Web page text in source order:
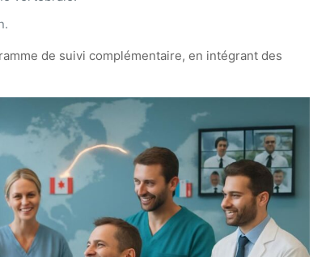
de suivi complémentaire, en intégrant des